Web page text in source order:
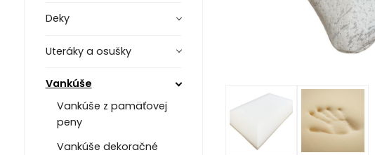
Deky
Uteráky a osušky
Vankúše
Vankúše z pamäťovej
peny
Vankúše dekoračné